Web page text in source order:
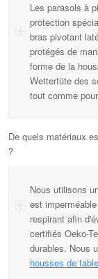
Les parasols à
protection
bras pivotant
protégés de
forme de la
Wettertüte des
tout comme
De quels matériaux
?
Nous utilisons
est
respirant afin
certifiés Oeko-
durables. Nous
housses de